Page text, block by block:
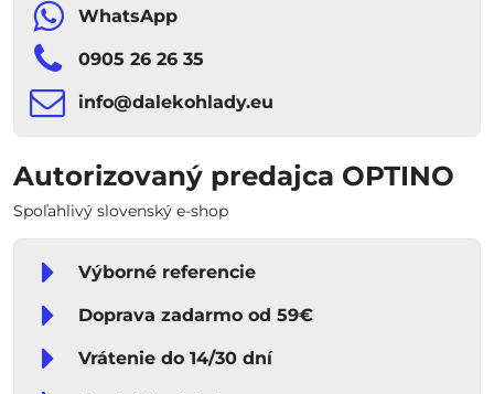
WhatsApp
0905 26 26 35
info​​@dalekohlady​​.eu
Autorizovaný predajca OPTINO
Spoľahlivý slovenský e-shop
Výborné referencie
Doprava zadarmo od 59€
Vrátenie do 14/30 dní